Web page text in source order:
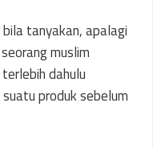
tanyakan, apalagi
muslim
dahulu
produk sebelum